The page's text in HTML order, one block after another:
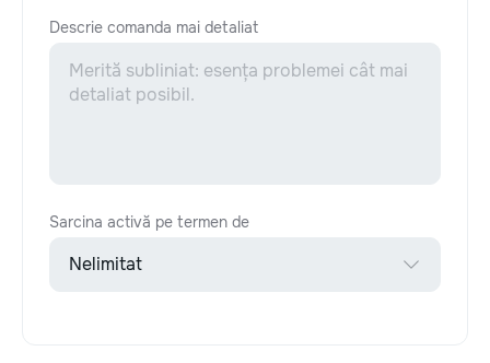
Descrie comanda mai detaliat
Sarcina activă pe termen de